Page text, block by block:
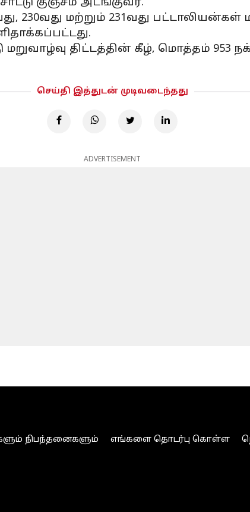
230வது மற்றும் 231வது பட்டாலியன்கள்
திட்டத்தின் கீழ், மொத்தம் 953
செய்தி இத்துடன் முடிவடைந்தது
ADVERTISEMENT
நிபந்தனைகளும் எங்களை தொடர்பு கொள்ள